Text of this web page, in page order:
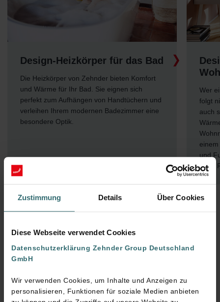
Zustimmung Details Über Cookies
Diese Webseite verwendet Cookies
Datenschutzerklärung Zehnder Group Deutschland
GmbH
Wir verwenden Cookies, um Inhalte und Anzeigen zu
personalisieren, Funktionen für soziale Medien anbieten
Design-Heizkörper für das Bad
Die Heizkörper von Zehnder bieten Komfort
und Wärme für Ihr Bad. Sie eignen sich
perfekt zum Aufhängen von Handtüchern und
verleihen Ihrem modernen Badezimmer eine
besondere Optik.
Wer
folgt
auch
und
einer